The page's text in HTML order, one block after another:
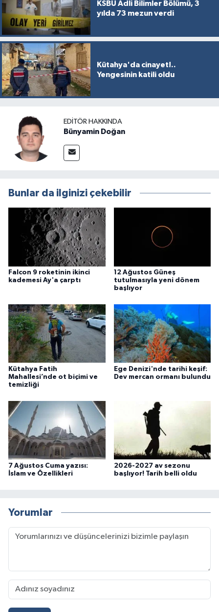
KSBÜ Adli Bilimler Bölümü, 3
yılda 73 mezun verdi
Kütahya'da cinayet!..
Yengesinin katili oldu
EDITÖR HAKKINDA
Bünyamin Doğan
Bunlar da ilginizi çekebilir
Falcon 9 roketinin ikinci
kademesi Ay'a çarptı
12 Ağustos Güneş
tutulmasıyla yeni dönem
başlıyor
Kütahya Fatih
Mahallesi’nde ot biçimi ve
temizliği
Ege Denizi'nde tarihi keşif:
Dev mercan ormanı bulundu
7 Ağustos Cuma yazısı:
İslam ve Özellikleri
2026-2027 av sezonu
başlıyor! Tarih belli oldu
Yorumlar